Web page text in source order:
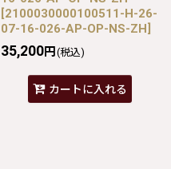
[2100030000100511-H-26-
07-16-026-AP-OP-NS-ZH]
35,200円 (税込)
カートに入れる